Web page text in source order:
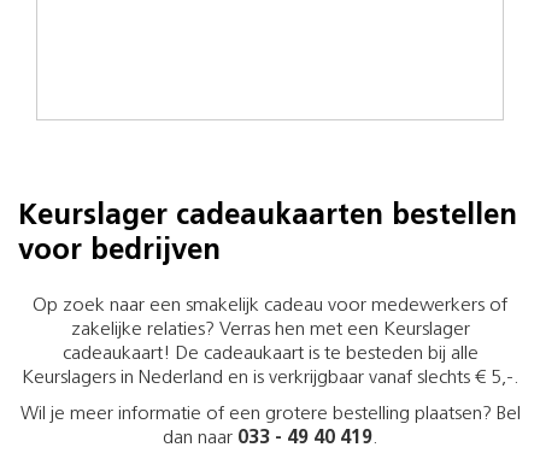
Keurslager cadeaukaarten bestellen
voor bedrijven
Op zoek naar een smakelijk cadeau voor medewerkers of
zakelijke relaties? Verras hen met een Keurslager
cadeaukaart! De cadeaukaart is te besteden bij alle
Keurslagers in Nederland en is verkrijgbaar vanaf slechts € 5,-.
Wil je meer informatie of een grotere bestelling plaatsen? Bel
dan naar 033 - 49 40 419.